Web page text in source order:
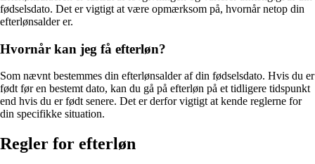
fødselsdato. Det er vigtigt at være opmærksom på, hvornår netop din
efterlønsalder er.
Hvornår kan jeg få efterløn?
Som nævnt bestemmes din efterlønsalder af din fødselsdato. Hvis du er
født før en bestemt dato, kan du gå på efterløn på et tidligere tidspunkt
end hvis du er født senere. Det er derfor vigtigt at kende reglerne for
din specifikke situation.
Regler for efterløn